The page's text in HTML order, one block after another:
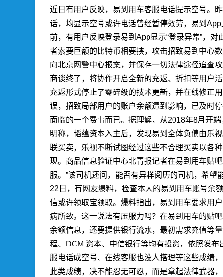
近日有用户反映，易到用车客服电话提示空号。
话，均显示空号或许电话曾经暂停效劳，易到
前，有用户反映登录易到App显示“登录异常”，
者索要巨额的比特币相要挟，攻击招致易到中心
向北京网警中心报案，并保存一切法律途径追查
商谈终了，将协作开启全新的充返、折扣等用户
充返形式停止了零碎级的技术更新，并在线修正
误，招致局部用户的账户余额遭到影响，已及时
面临的一个费事而已。据理解，从2018年8月开
明称，韬蕴资本入主后，发现易到全体负债由乐
联买卖，乐视不断试图经过这些不合理买卖以各
现。 商品信息验证中心北青报记者在易到用车贴
服。”该司机还问，能否有异样阅历的司机，希
22日，有网友爆料，检查本人的易到用车账号余
信或许领取宝领取。爆料指出，易到用车要求用
病所致。这一说法有压服力吗？在易到用车的贴
余额信息，还要提供银行流水，最初需求充值等
程、DCM 资本、中信银行等均有投资，依照发
服电话成空号、在线客服也没人搭理等这些成绩
此类成绩，决不能忍无可忍，而是拿起法律武器